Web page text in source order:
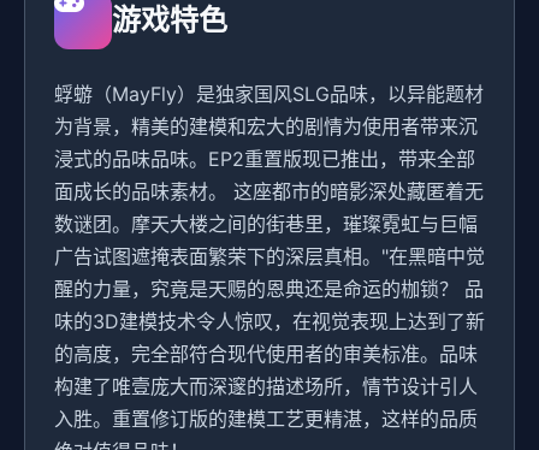
游戏特色
蜉蝣（MayFly）是独家国风SLG品味，以异能题材
为背景，精美的建模和宏大的剧情为使用者带来沉
浸式的品味品味。EP2重置版现已推出，带来全部
面成长的品味素材。 这座都市的暗影深处藏匿着无
数谜团。摩天大楼之间的街巷里，璀璨霓虹与巨幅
广告试图遮掩表面繁荣下的深层真相。"在黑暗中觉
醒的力量，究竟是天赐的恩典还是命运的枷锁？ 品
味的3D建模技术令人惊叹，在视觉表现上达到了新
的高度，完全部符合现代使用者的审美标准。品味
构建了唯壹庞大而深邃的描述场所，情节设计引人
入胜。重置修订版的建模工艺更精湛，这样的品质